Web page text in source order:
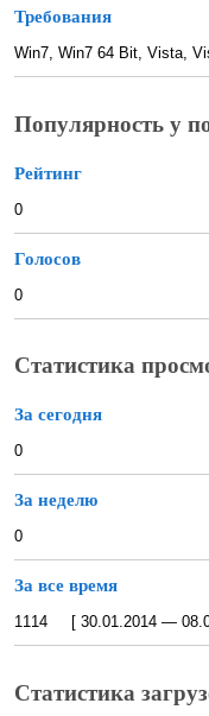
Требования
Win7, Win7 64 Bit, Vista,
Популярность у
Рейтинг
0
Голосов
0
Статистика
За сегодня
0
За неделю
0
За все время
1114 [ 30.01.2014 —
Статистика